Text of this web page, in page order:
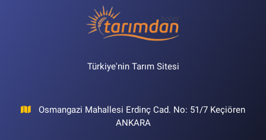
Türkiye'nin Tarım Sitesi
Osmangazi Mahallesi Erdinç Cad. No: 51/7 Keçiören
ANKARA